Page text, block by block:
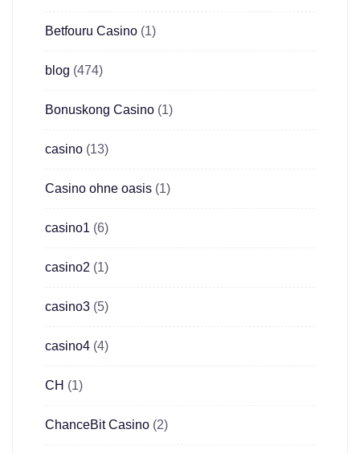
Betfouru Casino (1)
blog (474)
Bonuskong Casino (1)
casino (13)
Casino ohne oasis (1)
casino1 (6)
casino2 (1)
casino3 (5)
casino4 (4)
CH (1)
ChanceBit Casino (2)